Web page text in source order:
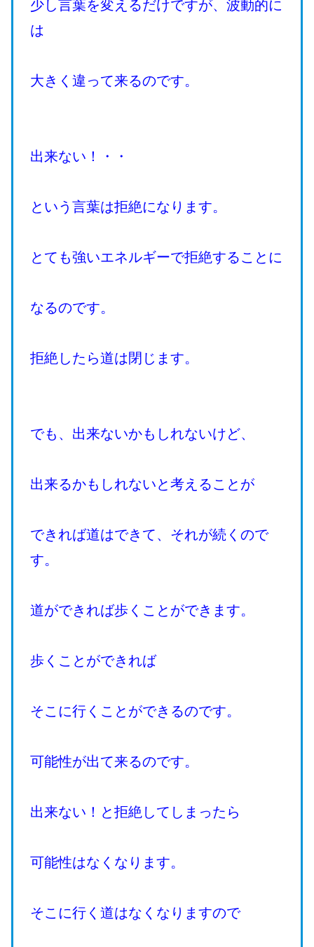
少し言葉を変えるだけですが、波動的に
は
大きく違って来るのです。
出来ない！・・
という言葉は拒絶になります。
とても強いエネルギーで拒絶することに
なるのです。
拒絶したら道は閉じます。
でも、出来ないかもしれないけど、
出来るかもしれないと考えることが
できれば道はできて、それが続くので
す。
道ができれば歩くことができます。
歩くことができれば
そこに行くことができるのです。
可能性が出て来るのです。
出来ない！と拒絶してしまったら
可能性はなくなります。
そこに行く道はなくなりますので